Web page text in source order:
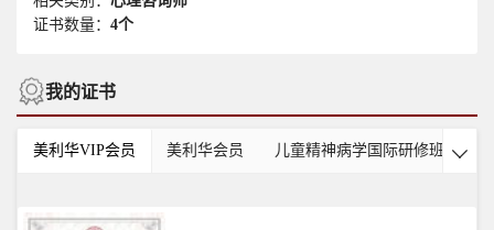
证书数量： 4个
我的证书
美利华VIP会员 美利华会员 儿童精神病学国际研修班 